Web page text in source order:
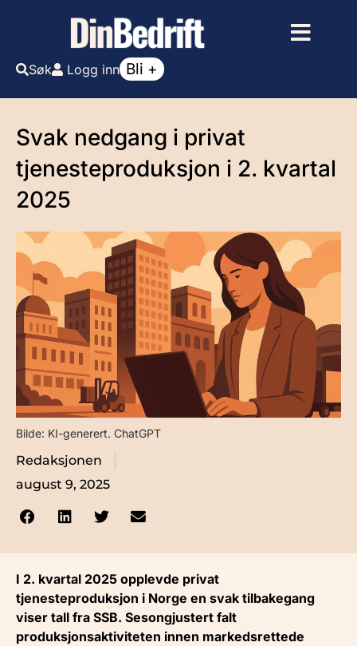
Søk Logg inn Bli +
Svak nedgang i privat
tjenesteproduksjon i 2. kvartal
2025
Bilde: KI-generert. ChatGPT
Redaksjonen
august 9, 2025
I 2. kvartal 2025 opplevde privat
tjenesteproduksjon i Norge en svak tilbakegang
viser tall fra SSB. Sesongjustert falt
produksjonsaktiviteten innen markedsrettede